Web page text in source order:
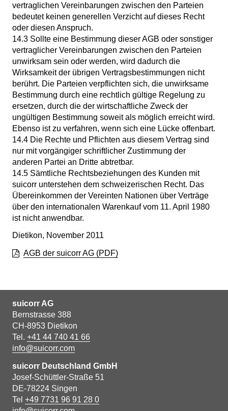
vertraglichen Vereinbarungen zwischen den Parteien
bedeutet keinen generellen Verzicht auf dieses Recht
oder diesen Anspruch.
14.3 Sollte eine Bestimmung dieser AGB oder sonstiger
vertraglicher Vereinbarungen zwischen den Parteien
unwirksam sein oder werden, wird dadurch die
Wirksamkeit der übrigen Vertragsbestimmungen nicht
berührt. Die Parteien verpflichten sich, die unwirksame
Bestimmung durch eine rechtlich gültige Regelung zu
ersetzen, durch die der wirtschaftliche Zweck der
ungültigen Bestimmung soweit als möglich erreicht wird.
Ebenso ist zu verfahren, wenn sich eine Lücke offenbart.
14.4 Die Rechte und Pflichten aus diesem Vertrag sind
nur mit vorgängiger schriftlicher Zustimmung der
anderen Partei an Dritte abtretbar.
14.5 Sämtliche Rechtsbeziehungen des Kunden mit
suicorr unterstehen dem schweizerischen Recht. Das
Übereinkommen der Vereinten Nationen über Verträge
über den internationalen Warenkauf vom 11. April 1980
ist nicht anwendbar.
Dietikon, November 2011
AGB der suicorr AG (PDF)
suicorr AG
Bernstrasse 388
CH-8953 Dietikon
Tel. +41 44 740 41 66
info@suicorr.com
suicorr Deutschland GmbH
Josef-Schüttler-Straße 51
DE-78224 Singen
Tel +49 7731 96 91 28 0